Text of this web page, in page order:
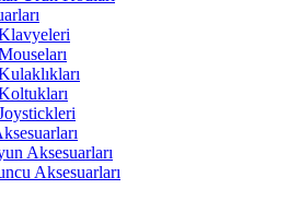
Aksesuarları
Aksesuarları